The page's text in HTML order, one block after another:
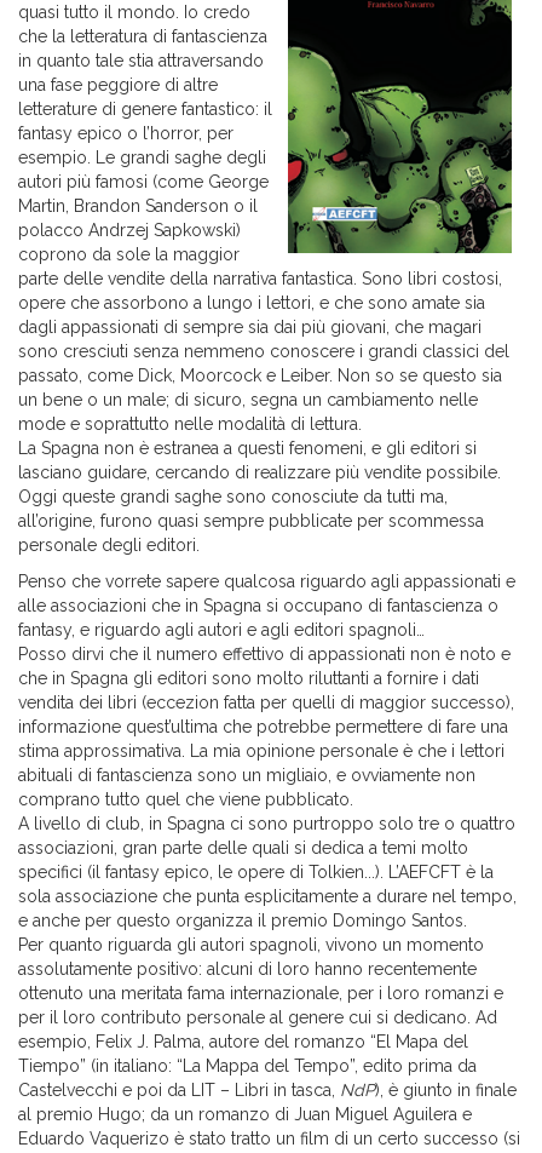
quasi tutto il mondo. Io credo
che la letteratura di fantascienza
in quanto tale stia attraversando
una fase peggiore di altre
letterature di genere fantastico: il
fantasy epico o l’horror, per
esempio. Le grandi saghe degli
autori più famosi (come George
Martin, Brandon Sanderson o il
polacco Andrzej Sapkowski)
coprono da sole la maggior
parte delle vendite della narrativa fantastica. Sono libri costosi,
opere che assorbono a lungo i lettori, e che sono amate sia
dagli appassionati di sempre sia dai più giovani, che magari
sono cresciuti senza nemmeno conoscere i grandi classici del
passato, come Dick, Moorcock e Leiber. Non so se questo sia
un bene o un male; di sicuro, segna un cambiamento nelle
mode e soprattutto nelle modalità di lettura.
La Spagna non è estranea a questi fenomeni, e gli editori si
lasciano guidare, cercando di realizzare più vendite possibile.
Oggi queste grandi saghe sono conosciute da tutti ma,
all’origine, furono quasi sempre pubblicate per scommessa
personale degli editori.
Penso che vorrete sapere qualcosa riguardo agli appassionati e
alle associazioni che in Spagna si occupano di fantascienza o
fantasy, e riguardo agli autori e agli editori spagnoli…
Posso dirvi che il numero effettivo di appassionati non è noto e
che in Spagna gli editori sono molto riluttanti a fornire i dati
vendita dei libri (eccezion fatta per quelli di maggior successo),
informazione quest’ultima che potrebbe permettere di fare una
stima approssimativa. La mia opinione personale è che i lettori
abituali di fantascienza sono un migliaio, e ovviamente non
comprano tutto quel che viene pubblicato.
A livello di club, in Spagna ci sono purtroppo solo tre o quattro
associazioni, gran parte delle quali si dedica a temi molto
specifici (il fantasy epico, le opere di Tolkien...). L’AEFCFT è la
sola associazione che punta esplicitamente a durare nel tempo,
e anche per questo organizza il premio Domingo Santos.
Per quanto riguarda gli autori spagnoli, vivono un momento
assolutamente positivo: alcuni di loro hanno recentemente
ottenuto una meritata fama internazionale, per i loro romanzi e
per il loro contributo personale al genere cui si dedicano. Ad
esempio, Felix J. Palma, autore del romanzo “El Mapa del
Tiempo” (in italiano: “La Mappa del Tempo”, edito prima da
Castelvecchi e poi da LIT – Libri in tasca, NdP), è giunto in finale
al premio Hugo; da un romanzo di Juan Miguel Aguilera e
Eduardo Vaquerizo è stato tratto un film di un certo successo (si